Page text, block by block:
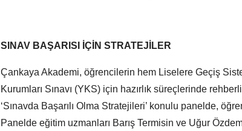
SINAV BAŞARISI İÇİN STRATEJİLER
Çankaya Akademi, öğrencilerin hem Liselere Geçiş
Kurumları Sınavı (YKS) için hazırlık süreçlerinde
‘Sınavda Başarılı Olma Stratejileri’ konulu panelde,
Panelde eğitim uzmanları Barış Termisin ve Uğur